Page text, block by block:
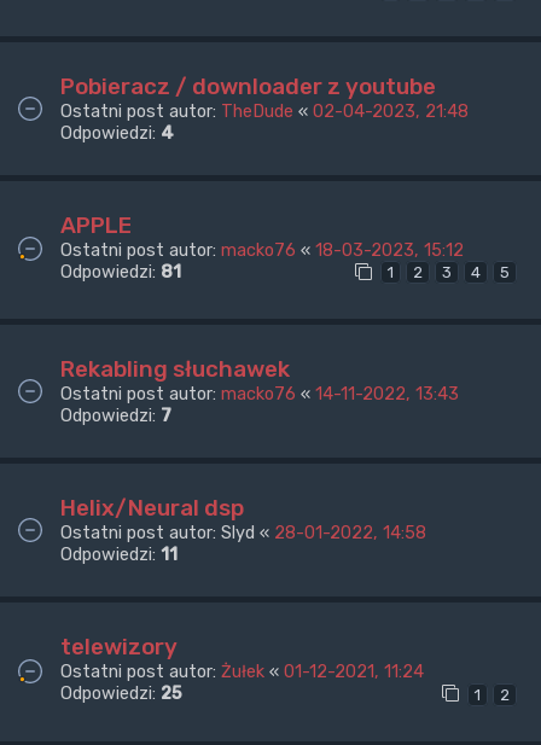
Pobieracz / downloader z youtube
Ostatni post autor: TheDude « 02-04-2023, 21:48
Odpowiedzi: 4
APPLE
Ostatni post autor: macko76 « 18-03-2023, 15:12
Odpowiedzi: 81 1 2 3 4 5
Rekabling słuchawek
Ostatni post autor: macko76 « 14-11-2022, 13:43
Odpowiedzi: 7
Helix/Neural dsp
Ostatni post autor: Slyd « 28-01-2022, 14:58
Odpowiedzi: 11
telewizory
Ostatni post autor: Żułek « 01-12-2021, 11:24
Odpowiedzi: 25 1 2